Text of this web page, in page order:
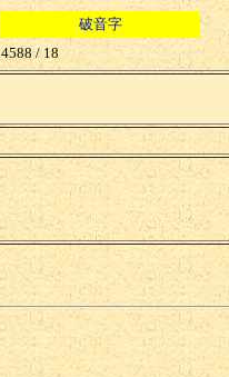
破音字
4588 / 18